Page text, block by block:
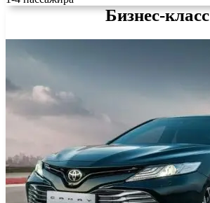
Бизнес-класс